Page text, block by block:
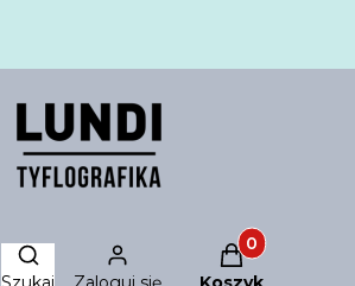
Otwórz wyszukiwarkęProdukty w